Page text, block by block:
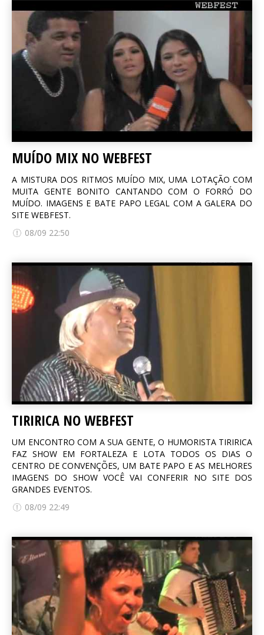
MUÍDO MIX NO WEBFEST
A MISTURA DOS RITMOS MUÍDO MIX, UMA LOTAÇÃO COM
MUITA GENTE BONITO CANTANDO COM O FORRÓ DO
MUÍDO. IMAGENS E BATE PAPO LEGAL COM A GALERA DO
SITE WEBFEST.
08/09 22:50
TIRIRICA NO WEBFEST
UM ENCONTRO COM A SUA GENTE, O HUMORISTA TIRIRICA
FAZ SHOW EM FORTALEZA E LOTA TODOS OS DIAS O
CENTRO DE CONVENÇÕES, UM BATE PAPO E AS MELHORES
IMAGENS DO SHOW VOCÊ VAI CONFERIR NO SITE DOS
GRANDES EVENTOS.
08/09 22:49